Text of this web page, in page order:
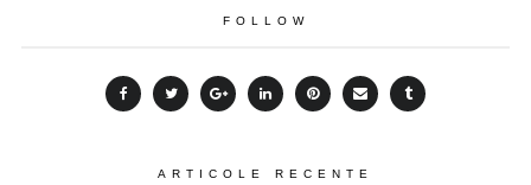
FOLLOW
ARTICOLE RECENTE